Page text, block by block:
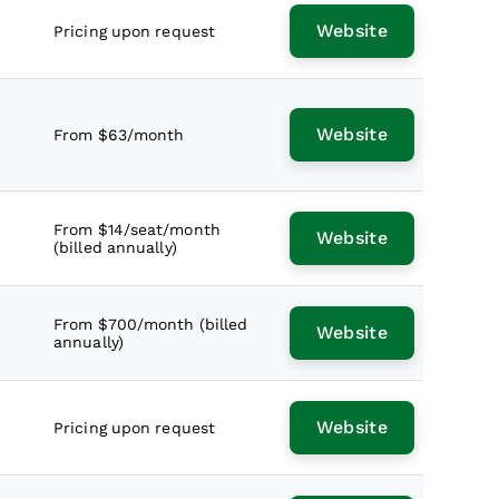
Pricing upon request Website
From $63/month Website
From $14/seat/month
(billed annually)
Website
From $700/month (billed
annually)
Website
Pricing upon request Website